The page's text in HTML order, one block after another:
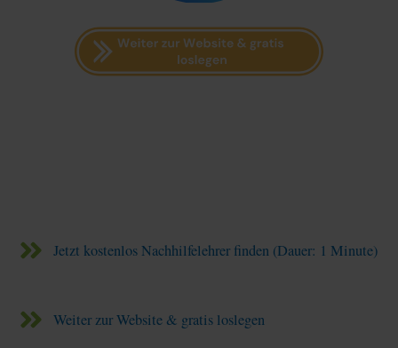
Jetzt kostenlos Nachhilfelehrer finden (Dauer: 1 Minute)
Weiter zur Website & gratis loslegen